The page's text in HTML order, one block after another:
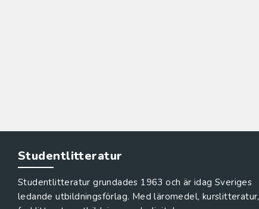
Studentlitteratur
Studentlitteratur grundades 1963 och är idag Sveriges
ledande utbildningsförlag. Med läromedel, kurslitteratur,